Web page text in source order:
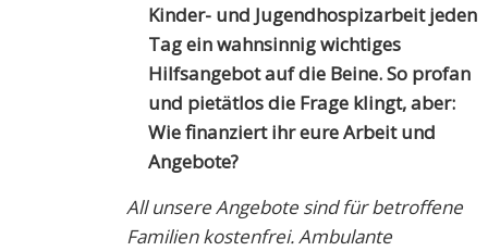
Kinder- und Jugendhospizarbeit jeden
Tag ein wahnsinnig wichtiges
Hilfsangebot auf die Beine. So profan
und pietätlos die Frage klingt, aber:
Wie finanziert ihr eure Arbeit und
Angebote?
All unsere Angebote sind für betroffene
Familien kostenfrei. Ambulante